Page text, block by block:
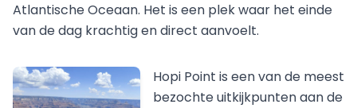
Atlantische Oceaan. Het is een plek waar het einde
van de dag krachtig en direct aanvoelt.
Hopi Point is een van de meest
bezochte uitkijkpunten aan de